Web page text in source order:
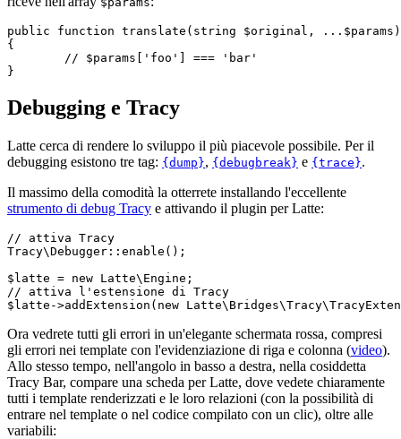
public function translate(string $original,
{
Debugging e Tracy
Latte cerca di rendere lo sviluppo il più piacevole possibile. Per il
debugging esistono tre tag: {dump}, {debugbreak} e {trace}.
Il massimo della comodità la otterrete installando l'eccellente
strumento di debug Tracy e attivando il plugin per Latte:
// attiva Tracy
Tracy\Debugger::enable();
$latte = new Latte\Engine;
// attiva l'estensione di Tracy
Ora vedrete tutti gli errori in un'elegante schermata rossa, compresi
gli errori nei template con l'evidenziazione di riga e colonna (video).
Allo stesso tempo, nell'angolo in basso a destra, nella cosiddetta
Tracy Bar, compare una scheda per Latte, dove vedete chiaramente
tutti i template renderizzati e le loro relazioni (con la possibilità di
entrare nel template o nel codice compilato con un clic), oltre alle
variabili: